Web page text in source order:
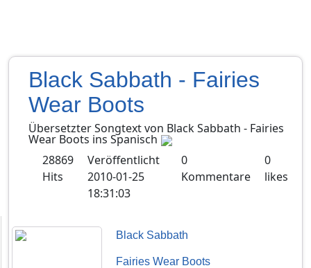
Black Sabbath - Fairies
Wear Boots
Übersetzter Songtext von Black Sabbath - Fairies
Wear Boots ins Spanisch
28869
Hits
Veröffentlicht
2010-01-25
18:31:03
0
Kommentare
0
likes
Black Sabbath
Fairies Wear Boots